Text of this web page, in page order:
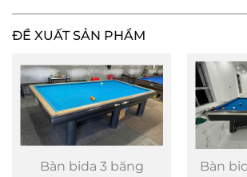
ĐỀ XUẤT SẢN PHẨM
Bàn bida 3 băng
Bàn